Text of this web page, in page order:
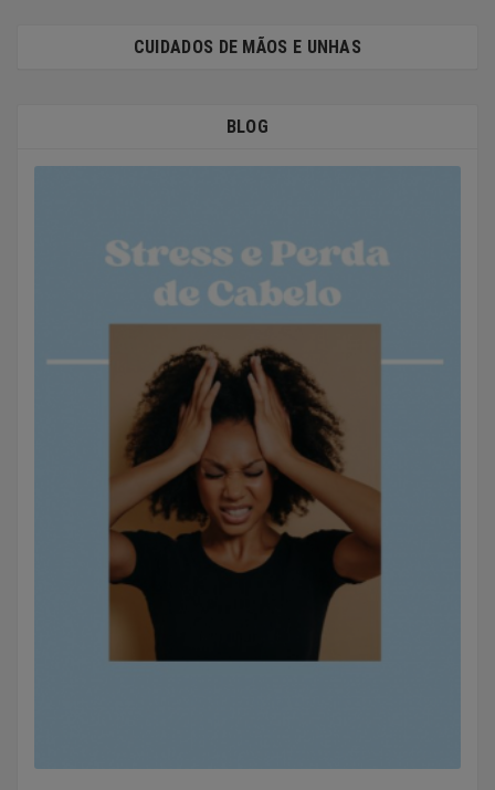
CUIDADOS DE MÃOS E UNHAS
BLOG